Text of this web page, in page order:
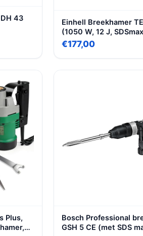
43
°
Einhell Breekhamer
(1050 W, 12 J,
gereedschapshouder,
trillingsgedempte
€177,00
Plus,
Bosch Professional
GSH 5 CE (met SDS